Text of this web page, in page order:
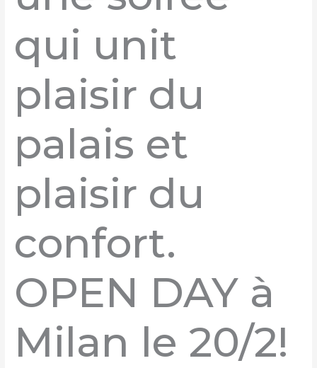
qui unit
plaisir du
palais et
plaisir du
confort.
OPEN DAY à
Milan le 20/2!